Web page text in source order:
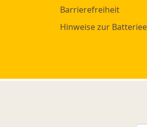
Barrierefreiheit
Hinweise zur